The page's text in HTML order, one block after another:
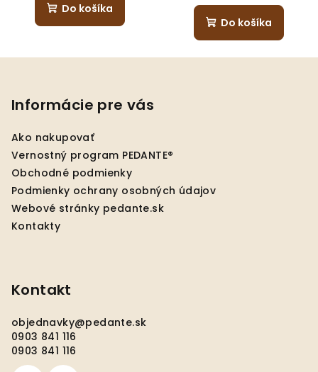
Do košíka
Do košíka
Informácie pre vás
Ako nakupovať
Vernostný program PEDANTE®
Obchodné podmienky
Podmienky ochrany osobných údajov
Webové stránky pedante.sk
Kontakty
Kontakt
objednavky@pedante.sk
0903 841 116
0903 841 116